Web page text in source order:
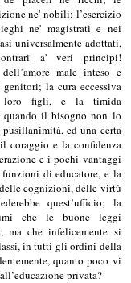
ne' nobili; l’esercizio
ne' magistrati e nei
universalmente adottati,
a' veri principi!
male inteso e
la cura eccessiva
loro figli, e la timida
quando il bisogno non lo
ed una certa
coraggio e la confidenza
e i pochi vantaggi
di educatore, e la
cognizioni, delle virtù
quest’ufficio; la
che le buone leggi
ma che infelicemente si
in tutti gli ordini della
quanto poco vi
privata?